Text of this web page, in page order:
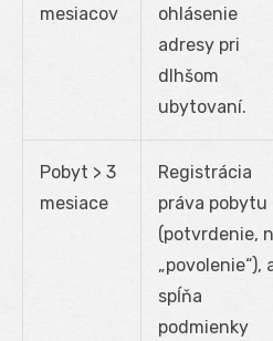
mesiacov
ohlásenie
adresy pri
dlhšom
ubytovaní.
Pobyt > 3
mesiace
Registrácia
práva pobytu
(potvrdenie,
„povolenie“),
spĺňa
podmienky